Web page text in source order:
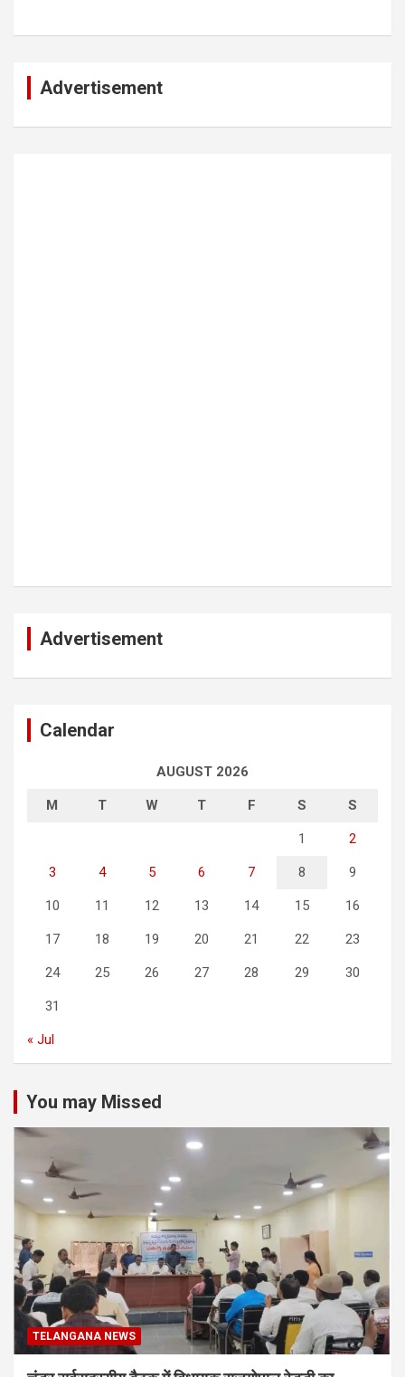
Advertisement
Advertisement
Calendar
AUGUST 2026
M T W T F S S
1 2
3 4 5 6 7 8 9
10 11 12 13 14 15 16
17 18 19 20 21 22 23
24 25 26 27 28 29 30
31
« Jul
You may Missed
TELANGANA NEWS